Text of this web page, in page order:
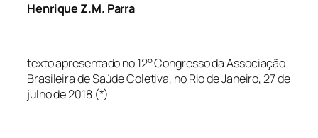
Henrique Z.M. Parra
texto apresentado no 12° Congresso da Associação
Brasileira de Saúde Coletiva, no Rio de Janeiro, 27 de
julho de 2018 (*)